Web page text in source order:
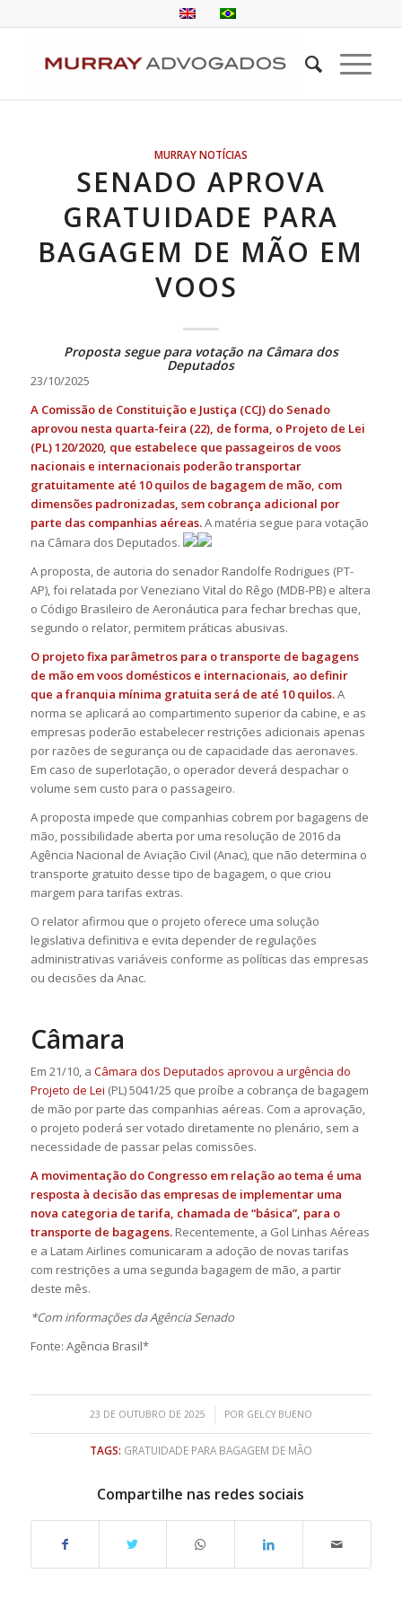
MURRAY NOTÍCIAS
SENADO APROVA
GRATUIDADE PARA
BAGAGEM DE MÃO EM
VOOS
Proposta segue para votação na Câmara dos
Deputados
23/10/2025
A Comissão de Constituição e Justiça (CCJ) do Senado
aprovou nesta quarta-feira (22), de forma, o Projeto de Lei
(PL) 120/2020, que estabelece que passageiros de voos
nacionais e internacionais poderão transportar
gratuitamente até 10 quilos de bagagem de mão, com
dimensões padronizadas, sem cobrança adicional por
parte das companhias aéreas.A matéria segue para votação
na Câmara dos Deputados.
A proposta, de autoria do senador Randolfe Rodrigues (PT-
AP), foi relatada por Veneziano Vital do Rêgo (MDB-PB) e altera
o Código Brasileiro de Aeronáutica para fechar brechas que,
segundo o relator, permitem práticas abusivas.
O projeto fixa parâmetros para o transporte de bagagens
de mão em voos domésticos e internacionais, ao definir
que a franquia mínima gratuita será de até 10 quilos.A
norma se aplicará ao compartimento superior da cabine, e as
empresas poderão estabelecer restrições adicionais apenas
por razões de segurança ou de capacidade das aeronaves.
Em caso de superlotação, o operador deverá despachar o
volume sem custo para o passageiro.
A proposta impede que companhias cobrem por bagagens de
mão, possibilidade aberta por uma resolução de 2016 da
Agência Nacional de Aviação Civil (Anac), que não determina o
transporte gratuito desse tipo de bagagem, o que criou
margem para tarifas extras.
O relator afirmou que o projeto oferece uma solução
legislativa definitiva e evita depender de regulações
administrativas variáveis conforme as políticas das empresas
ou decisões da Anac.
Câmara
Em 21/10, a Câmara dos Deputados aprovou a urgência do
Projeto de Lei (PL) 5041/25 que proíbe a cobrança de bagagem
de mão por parte das companhias aéreas. Com a aprovação,
o projeto poderá ser votado diretamente no plenário, sem a
necessidade de passar pelas comissões.
A movimentação do Congresso em relação ao tema é uma
resposta à decisão das empresas de implementar uma
nova categoria de tarifa, chamada de “básica”, para o
transporte de bagagens.Recentemente, a Gol Linhas Aéreas
e a Latam Airlines comunicaram a adoção de novas tarifas
com restrições a uma segunda bagagem de mão, a partir
deste mês.
*Com informações da Agência Senado
Fonte: Agência Brasil*
23 DE OUTUBRO DE 2025
/ POR GELCY BUENO
TAGS: GRATUIDADE PARA BAGAGEM DE MÃO
Compartilhe nas redes sociais